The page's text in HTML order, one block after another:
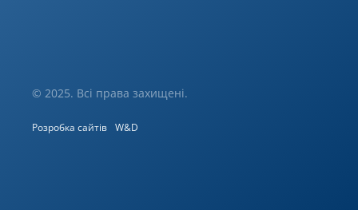
© 2025. Всі права захищені.
Розробка сайтів W&D